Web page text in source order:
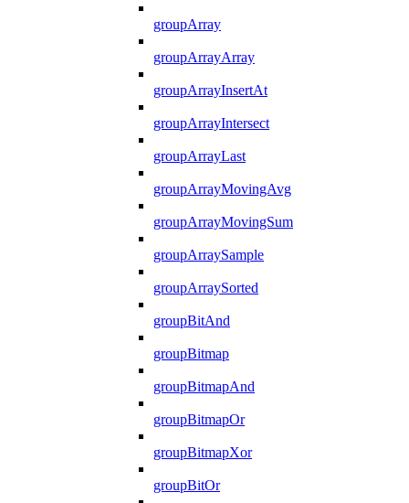
groupArray
groupArrayArray
groupArrayInsertAt
groupArrayIntersect
groupArrayLast
groupArrayMovingAvg
groupArrayMovingSum
groupArraySample
groupArraySorted
groupBitAnd
groupBitmap
groupBitmapAnd
groupBitmapOr
groupBitmapXor
groupBitOr